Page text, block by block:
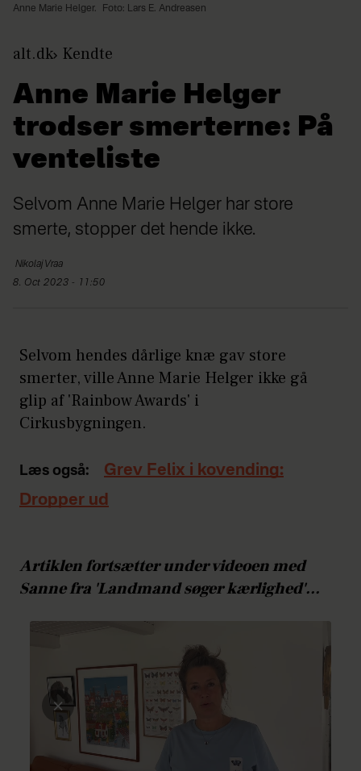
Anne Marie Helger. Foto: Lars E. Andreasen
alt.dk Kendte
Anne Marie Helger
trodser smerterne: På
venteliste
Selvom Anne Marie Helger har store
smerte, stopper det hende ikke.
Nikolaj Vraa
8. Oct 2023 - 11:50
Selvom hendes dårlige knæ gav store
smerter, ville Anne Marie Helger ikke gå
glip af 'Rainbow Awards' i
Cirkusbygningen.
Læs også:
Grev Felix i kovending:
Dropper ud
Artiklen fortsætter under videoen med
Sanne fra 'Landmand søger kærlighed'...